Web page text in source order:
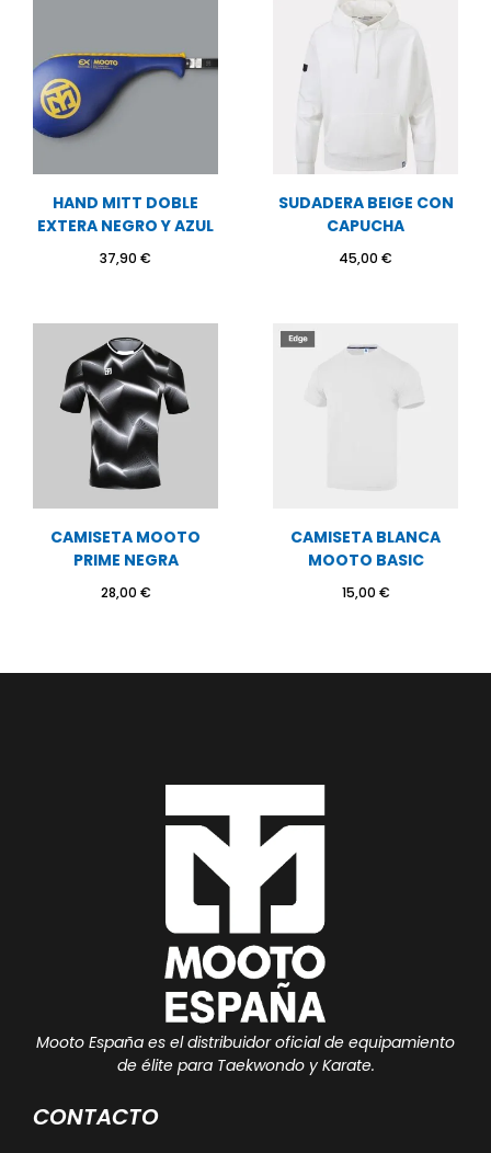
HAND MITT DOBLE
EXTERA NEGRO Y AZUL
37,90 €
SUDADERA BEIGE CON
CAPUCHA
45,00 €
CAMISETA MOOTO
PRIME NEGRA
28,00 €
CAMISETA BLANCA
MOOTO BASIC
15,00 €
Mooto España es el distribuidor oficial de equipamiento
de élite para Taekwondo y Karate.
CONTACTO